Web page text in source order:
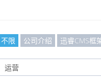
不限 公司介绍 迅睿CMS框